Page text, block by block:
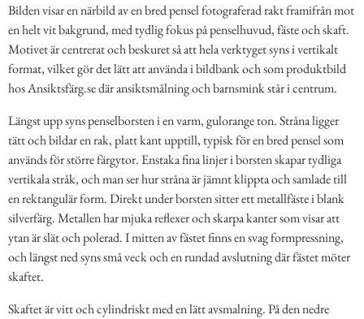
Bilden visar en närbild av en bred pensel fotograferad rakt framifrån mot
en helt vit bakgrund, med tydlig fokus på penselhuvud, fäste och skaft.
Motivet är centrerat och beskuret så att hela verktyget syns i vertikalt
format, vilket gör det lätt att använda i bildbank och som produktbild
hos Ansiktsfärg.se där ansiktsmålning och barnsmink står i centrum.
Längst upp syns penselborsten i en varm, gulorange ton. Stråna ligger
tätt och bildar en rak, platt kant upptill, typisk för en bred pensel som
används för större färgytor. Enstaka fina linjer i borsten skapar tydliga
vertikala stråk, och man ser hur stråna är jämnt klippta och samlade till
en rektangulär form. Direkt under borsten sitter ett metallfäste i blank
silverfärg. Metallen har mjuka reflexer och skarpa kanter som visar att
ytan är slät och polerad. I mitten av fästet finns en svag formpressning,
och längst ned syns små veck och en rundad avslutning där fästet möter
skaftet.
Skaftet är vitt och cylindriskt med en lätt avsmalning. På den nedre